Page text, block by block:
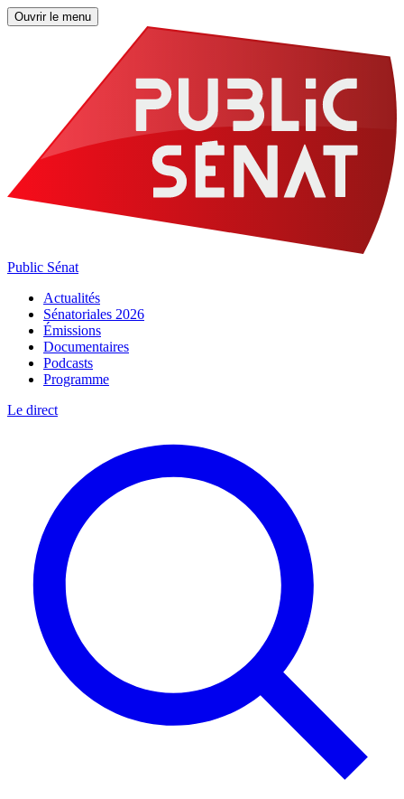
Ouvrir le menu
Public Sénat
Actualités
Sénatoriales 2026
Émissions
Documentaires
Podcasts
Programme
Le direct